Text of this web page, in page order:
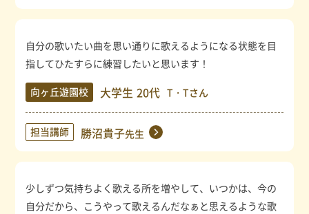
自分の歌いたい曲を思い通りに歌えるようになる状態を目
指してひたすらに練習したいと思います！
向ヶ丘遊園校 大学生 20代 T・Tさん
担当講師 勝沼貴子先生
少しずつ気持ちよく歌える所を増やして、いつかは、今の
自分だから、こうやって歌えるんだなぁと思えるような歌